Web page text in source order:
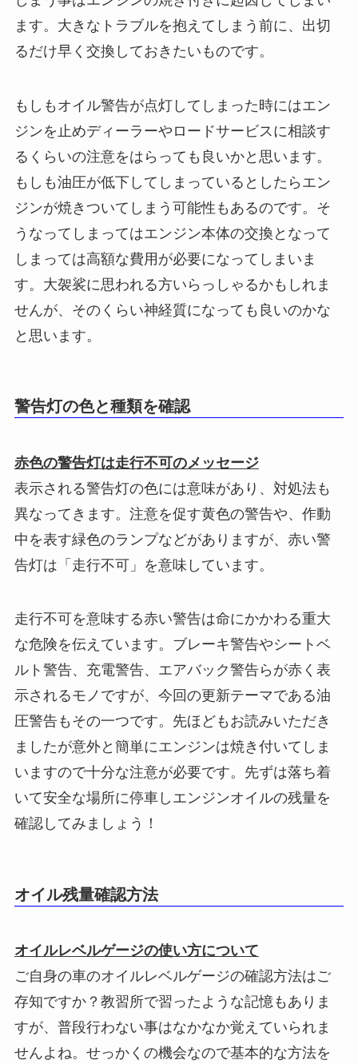
ます。大きなトラブルを抱えてしまう前に、出切
るだけ早く交換しておきたいものです。
もしもオイル警告が点灯してしまった時にはエン
ジンを止めディーラーやロードサービスに相談す
るくらいの注意をはらっても良いかと思います。
もしも油圧が低下してしまっているとしたらエン
ジンが焼きついてしまう可能性もあるのです。そ
うなってしまってはエンジン本体の交換となって
しまっては高額な費用が必要になってしまいま
す。大袈裟に思われる方いらっしゃるかもしれま
せんが、そのくらい神経質になっても良いのかな
と思います。
警告灯の色と種類を確認
赤色の警告灯は走行不可のメッセージ
表示される警告灯の色には意味があり、対処法も
異なってきます。注意を促す黄色の警告や、作動
中を表す緑色のランプなどがありますが、赤い警
告灯は「走行不可」を意味しています。
走行不可を意味する赤い警告は命にかかわる重大
な危険を伝えています。ブレーキ警告やシートベ
ルト警告、充電警告、エアバック警告らが赤く表
示されるモノですが、今回の更新テーマである油
圧警告もその一つです。先ほどもお読みいただき
ましたが意外と簡単にエンジンは焼き付いてしま
いますので十分な注意が必要です。先ずは落ち着
いて安全な場所に停車しエンジンオイルの残量を
確認してみましょう！
オイル残量確認方法
オイルレベルゲージの使い方について
ご自身の車のオイルレベルゲージの確認方法はご
存知ですか？教習所で習ったような記憶もありま
すが、普段行わない事はなかなか覚えていられま
せんよね。せっかくの機会なので基本的な方法を